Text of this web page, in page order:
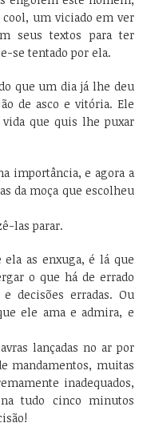
um viciado em ver
seus textos para ter
se tentado por ela.
que um dia já lhe deu
de asco e vitória. Ele
que quis lhe puxar
importância, e agora a
da moça que escolheu
las parar.
as enxuga, é lá que
o que há de errado
decisões erradas. Ou
ele ama e admira, e
lançadas no ar por
mandamentos, muitas
inadequados,
tudo cinco minutos